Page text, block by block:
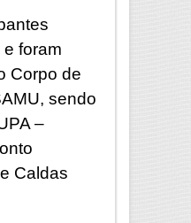
foram
Corpo de
sendo
–
Caldas